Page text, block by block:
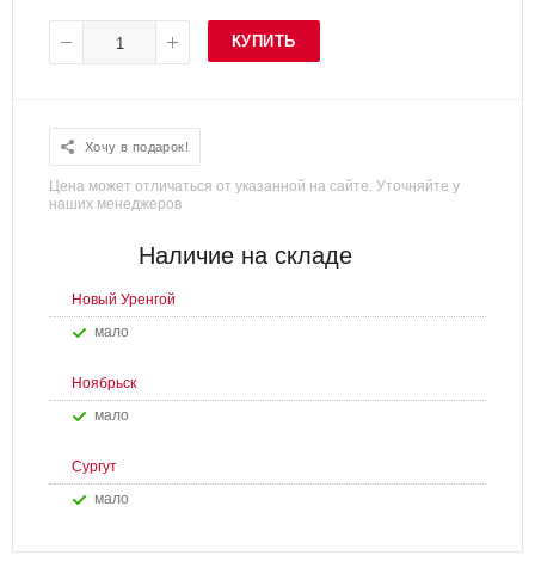
КУПИТЬ
Хочу в подарок!
Цена может отличаться от указанной на сайте. Уточняйте у
наших менеджеров
Наличие на складе
Новый Уренгой
Мало
Ноябрьск
Мало
Сургут
Мало